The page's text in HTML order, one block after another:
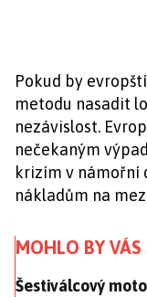
Pokud by
metodu nasadit
nezávislost.
nečekaným
krizím v námořní
nákladům na
MOHLO BY
Šestiválcový
Šestiválcový